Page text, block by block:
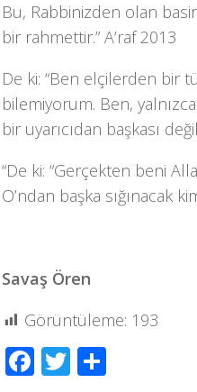
Bu, Rabbinizden olan
bir rahmettir.” A’raf 2013
De ki: “Ben elçilerden bir
bilemiyorum. Ben,
bir uyarıcıdan başkası
“De ki: “Gerçekten beni
O’ndan başka sığınacak
Savaş Ören
Görüntüleme: 193
Facebook
Twitter